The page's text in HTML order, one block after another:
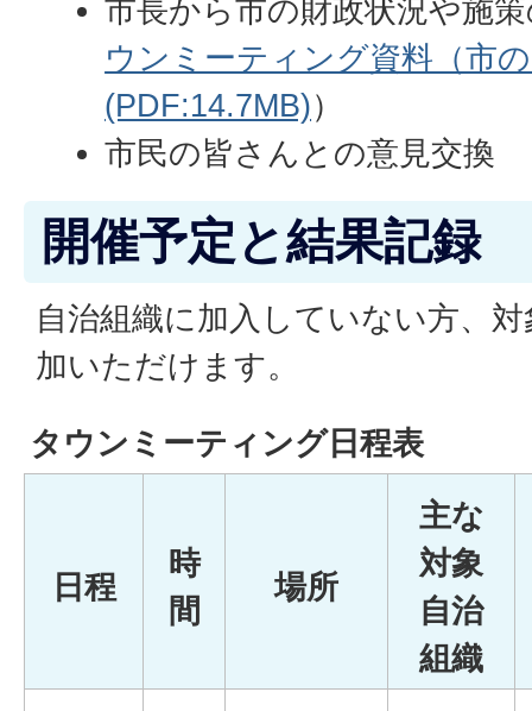
市長から市の財政状況や施
ウンミーティング資料（市
(PDF:14.7MB)）
市民の皆さんとの意見交換
開催予定と結果記録
自治組織に加入していない方、
加いただけます。
タウンミーティング日程表
日程
時
間
場所
主な
対象
自治
組織